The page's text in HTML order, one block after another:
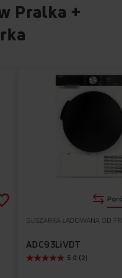
Pralka +
ulubionych
SUSZARKA ŁADOWANA OD
ADC93LiVDT
5.0 (2)